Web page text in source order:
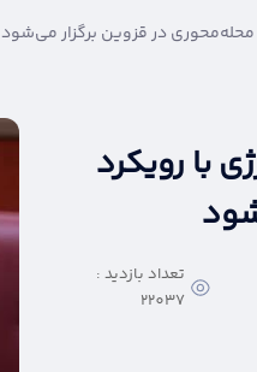
محله‌محوری در قزوین برگزار می‌شود
با رویکرد
تعداد بازدید :
22037